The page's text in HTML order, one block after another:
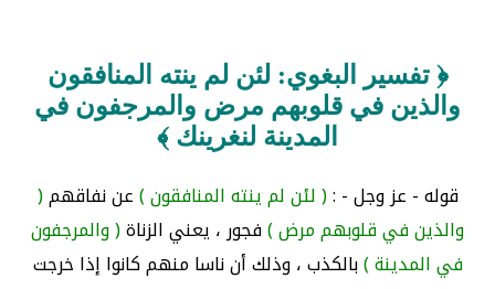
﴿ تفسير البغوي: لئن لم ينته المنافقون
والذين في قلوبهم مرض والمرجفون في
المدينة لنغرينك ﴾
قوله - عز وجل - :( لئن لم ينته المنافقون )عن نفاقهم(
والذين في قلوبهم مرض )فجور ، يعني الزناة( والمرجفون
في المدينة )بالكذب ، وذلك أن ناسا منهم كانوا إذا خرجت